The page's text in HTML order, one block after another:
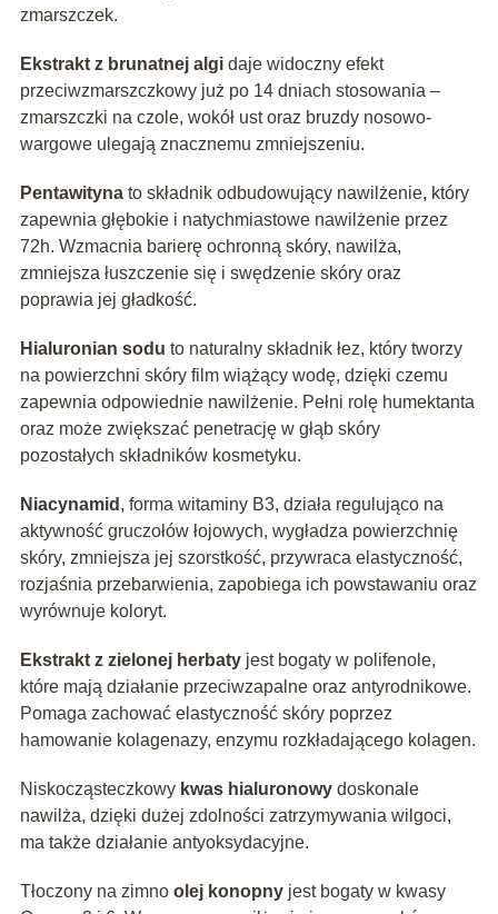
zmarszczek.
Ekstrakt z brunatnej algidaje widoczny efekt
przeciwzmarszczkowy już po 14 dniach stosowania –
zmarszczki na czole, wokół ust oraz bruzdy nosowo-
wargowe ulegają znacznemu zmniejszeniu.
Pentawityna to składnik odbudowujący nawilżenie, który
zapewnia głębokie i natychmiastowe nawilżenie przez
72h. Wzmacnia barierę ochronną skóry, nawilża,
zmniejsza łuszczenie się i swędzenie skóry oraz
poprawia jej gładkość.
Hialuronian sodu to naturalny składnik łez, który tworzy
na powierzchni skóry film wiążący wodę, dzięki czemu
zapewnia odpowiednie nawilżenie. Pełni rolę humektanta
oraz może zwiększać penetrację w głąb skóry
pozostałych składników kosmetyku.
Niacynamid , forma witaminy B3, działa regulująco na
aktywność gruczołów łojowych, wygładza powierzchnię
skóry, zmniejsza jej szorstkość, przywraca elastyczność,
rozjaśnia przebarwienia, zapobiega ich powstawaniu oraz
wyrównuje koloryt.
Ekstrakt z zielonej herbatyjest bogaty w polifenole,
które mają działanie przeciwzapalne oraz antyrodnikowe.
Pomaga zachować elastyczność skóry poprzez
hamowanie kolagenazy, enzymu rozkładającego kolagen.
Niskocząsteczkowy kwas hialuronowydoskonale
nawilża, dzięki dużej zdolności zatrzymywania wilgoci,
ma także działanie antyoksydacyjne.
Tłoczony na zimno olej konopnyjest bogaty w kwasy